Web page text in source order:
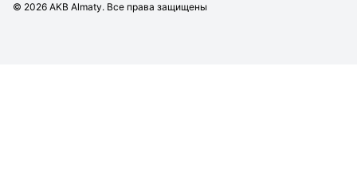
© 2026 AKB Almaty. Все права защищены